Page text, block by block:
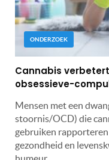
ONDERZOEK
Cannabis
obsessieve-
Mensen met een
stoornis/OCD) die
gebruiken
gezondheid en